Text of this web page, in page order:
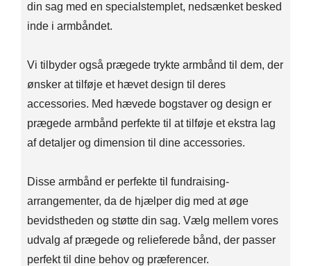
din sag med en specialstemplet, nedsænket besked
inde i armbåndet.
Vi tilbyder også prægede trykte armbånd til dem, der
ønsker at tilføje et hævet design til deres
accessories. Med hævede bogstaver og design er
prægede armbånd perfekte til at tilføje et ekstra lag
af detaljer og dimension til dine accessories.
Disse armbånd er perfekte til fundraising-
arrangementer, da de hjælper dig med at øge
bevidstheden og støtte din sag. Vælg mellem vores
udvalg af prægede og relieferede bånd, der passer
perfekt til dine behov og præferencer.